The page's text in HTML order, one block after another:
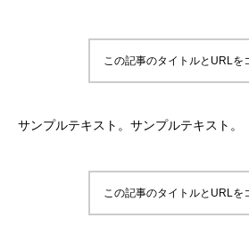
この記事のタイトルとURLを
サンプルテキスト。サンプルテキスト。
この記事のタイトルとURLを